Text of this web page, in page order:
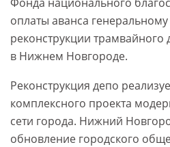
оплаты аванса
реконструкции
в Нижнем Новгороде.
Реконструкция депо
комплексного проекта
сети города. Нижний
обновление городского